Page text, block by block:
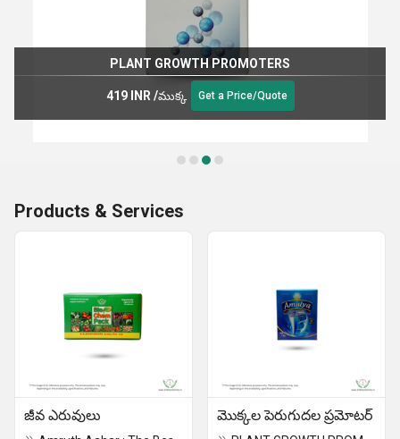
PLANT GROWTH PROMOTERS
419 INR /ముక్క Get a Price/Quote
Products & Services
జీవ ఎరువులు మొక్కల పెరుగుదల ప్రమోటర్